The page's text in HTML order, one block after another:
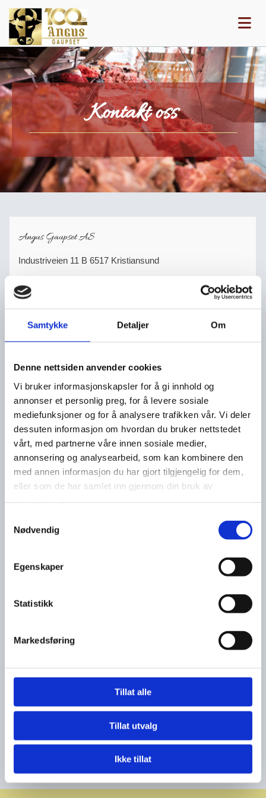
Samtykke Detaljer Om
Denne nettsiden anvender cookies
Vi bruker informasjonskapsler for å gi innhold og
annonser et personlig preg, for å levere sosiale
mediefunksjoner og for å analysere trafikken vår. Vi deler
dessuten informasjon om hvordan du bruker nettstedet
vårt, med partnerne våre innen sosiale medier,
annonsering og analysearbeid, som kan kombinere den
med annen informasjon du har gjort tilgjengelig for dem,
eller som de har samlet inn gjennom din bruk av
Nødvendig
Egenskaper
Statistikk
Markedsføring
Tillat alle
Tillat utvalg
Ikke tillat
Kontakt oss
Angus Gaupset AS
Industriveien 11 B 6517 Kristiansund
 +47 71 58 06 50
 angus@gaupset.no
Navn*
Telefon*